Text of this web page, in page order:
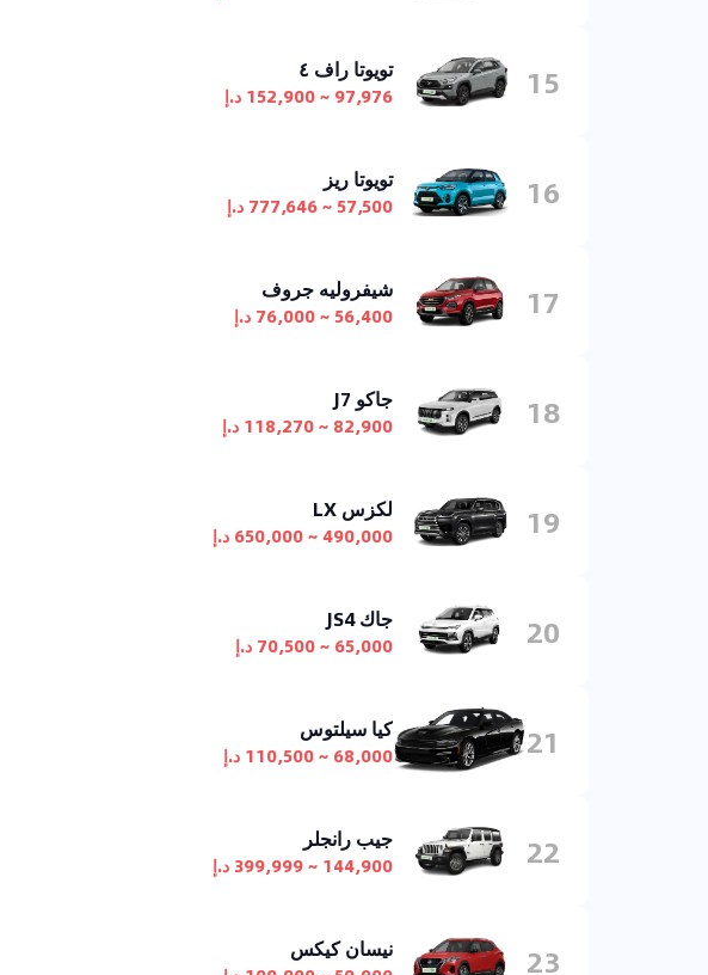
15 تويوتا راف ٤
97,976 ~ 152,900 د.إ
16 تويوتا ريز
57,500 ~ 777,646 د.إ
17 شيفروليه جروف
56,400 ~ 76,000 د.إ
18 جاكو J7
82,900 ~ 118,270 د.إ
19 لكزس LX
490,000 ~ 650,000 د.إ
20 جاك JS4
65,000 ~ 70,500 د.إ
21 كيا سيلتوس
68,000 ~ 110,500 د.إ
22 جيب رانجلر
144,900 ~ 399,999 د.إ
23 نيسان كيكس